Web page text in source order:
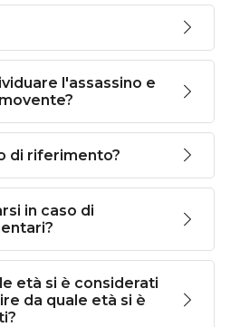
l'assassino e
di riferimento?
in caso di
età si è considerati
da quale età si è